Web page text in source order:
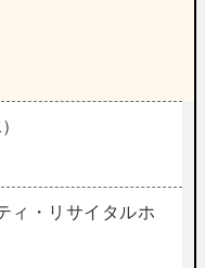
ィ・リサイタルホ